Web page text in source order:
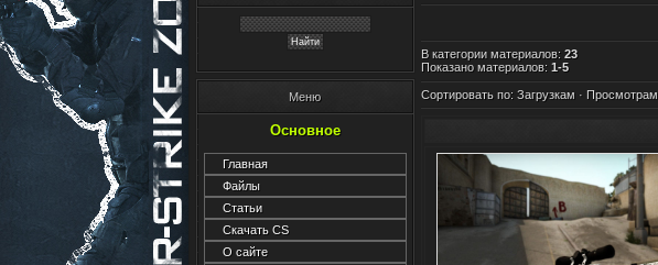
Меню
Основное
Главная
Файлы
Статьи
Скачать CS
О сайте
В категории материалов: 23
Показано материалов: 1-5
Сортировать по: Загрузкам · Просмотрам